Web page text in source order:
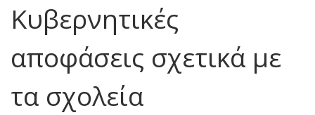
Κυβερνητικές
αποφάσεις σχετικά με
τα σχολεία